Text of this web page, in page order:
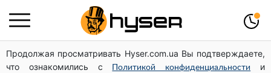
Продолжая просматривать Hyser.com.ua Вы подтверждаете,
что ознакомились с
Политикой конфиденциальности
и
Елена Тополя слив видео – это далеко не все:
фронтмен "Антитела" Тарас Тополя стал следующим